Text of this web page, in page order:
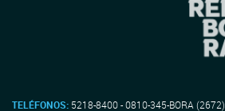
TELÉFONOS: 5218-8400 - 0810-345-BORA (2672)